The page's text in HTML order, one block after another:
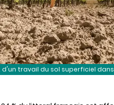
travail du sol superficiel